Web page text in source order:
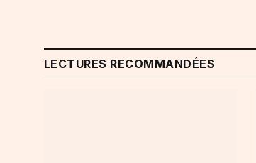
LECTURES RECOMMANDÉES